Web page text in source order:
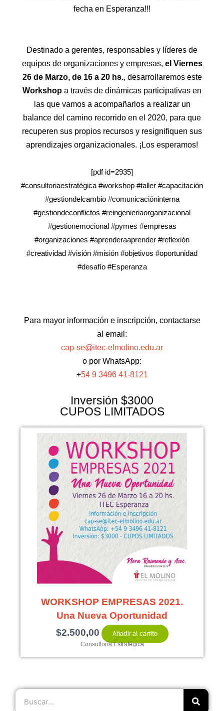
fecha en Esperanza!!!
Destinado a gerentes, responsables y líderes de
equipos de organizaciones y empresas, el Viernes
26 de Marzo, de 16 a 20 hs., desarrollaremos este
Workshop a través de dinámicas participativas en
las que vamos a acompañarlos a realizar un
balance del camino recorrido en el 2020, para que
recuperen sus propios recursos y resignifiquen sus
aprendizajes organizacionales. ¡Los esperamos!
[pdf id=2935]
#consultoriaestratégica #workshop #taller #capacitación
#gestiondelcambio #comunicacióninterna
#gestiondeconflictos #reingenieriaorganizacional
#gestionemocional #pymes #empresas
#organizaciones #aprenderaaprender #reflexión
#creatividad #visión #misión #objetivos #oportunidad
#desafío #Esperanza
Para mayor información e inscripción, contactarse
al email:
cap-se@itec-elmolino.edu.ar
o por WhatsApp:
+54 9 3496 41-8121
Inversión $3000
CUPOS LIMITADOS
WORKSHOP EMPRESAS 2021.
Una Nueva Oportunidad
$2.500,00
Añadir al carrito
Consultoría Estratégica